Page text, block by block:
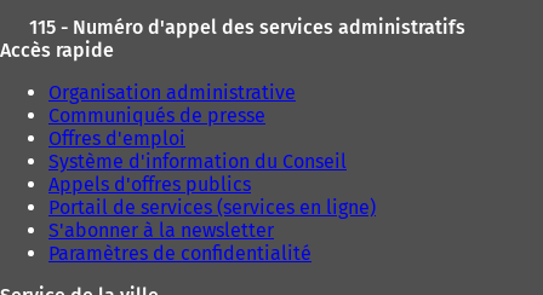
115 - Numéro d'appel des services administratifs
Accès rapide
Organisation administrative
Communiqués de presse
Offres d'emploi
Système d'information du Conseil
Appels d'offres publics
Portail de services (services en ligne)
S'abonner à la newsletter
Paramètres de confidentialité